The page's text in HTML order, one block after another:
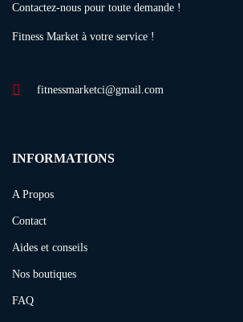
Contactez-nous pour toute demande !
Fitness Market à votre service !
fitnessmarketci@gmail.com
INFORMATIONS
A Propos
Contact
Aides et conseils
Nos boutiques
FAQ